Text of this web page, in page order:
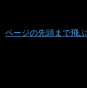
ページの先頭まで飛ぶ